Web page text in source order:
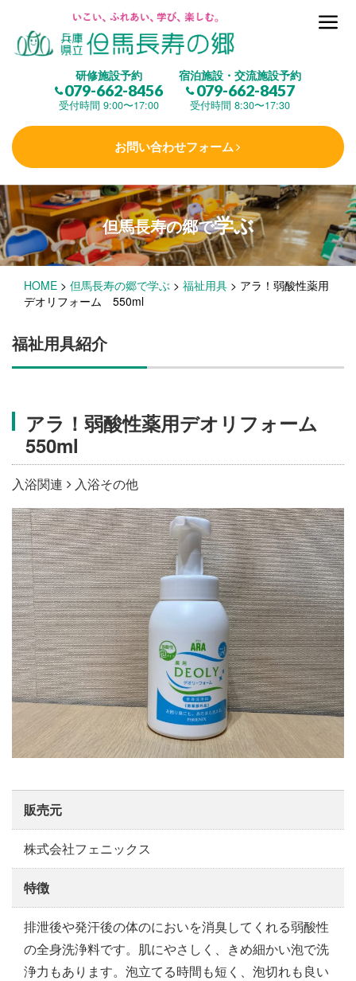
研修施設予約
079-662-8456
受付時間 9:00〜17:00
宿泊施設・交流施設予約
079-662-8457
受付時間 8:30〜17:30
お問い合わせフォーム
但馬長寿の郷とは
(研修施設)
楽しむ
学 ぶ(健康福祉)
泊まる(宿泊)
施設・料金
アクセス
但馬長寿の郷で学ぶ
HOME > 但馬長寿の郷で学ぶ > 福祉用具 > アラ！弱酸性薬用
デオリフォーム 550ml
福祉用具紹介
アラ！弱酸性薬用デオリフォーム
550ml
入浴関連 入浴その他
販売元
株式会社フェニックス
特徴
排泄後や発汗後の体のにおいを消臭してくれる弱酸性
の全身洗浄料です。肌にやさしく、きめ細かい泡で洗
浄力もあります。泡立てる時間も短く、泡切れも良い